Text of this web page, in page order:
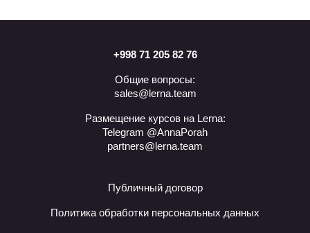
+998 71 205 82 76
Общие вопросы:
sales@lerna.team
Размещение курсов на Lerna:
Telegram @AnnaPorah
partners@lerna.team
Публичный договор
Политика обработки персональных данных